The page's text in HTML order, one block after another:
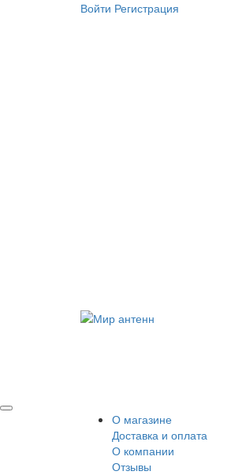
Войти Регистрация
О магазине
Доставка и оплата
О компании
Отзывы